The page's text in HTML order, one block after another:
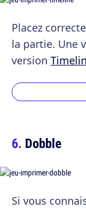
Placez
la partie. Une
version
Dobble
Si vous